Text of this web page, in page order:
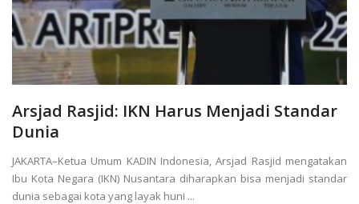
Arsjad Rasjid: IKN Harus Menjadi Standar
Dunia
JAKARTA–Ketua Umum KADIN Indonesia, Arsjad Rasjid mengatakan
Ibu Kota Negara (IKN) Nusantara diharapkan bisa menjadi standar
dunia sebagai kota yang layak huni ...